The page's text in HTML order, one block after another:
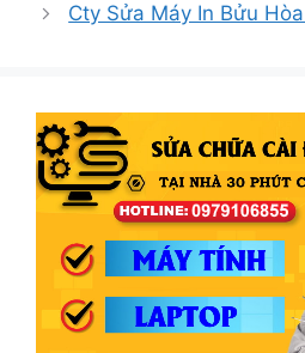
Cty Sửa Máy In Bửu